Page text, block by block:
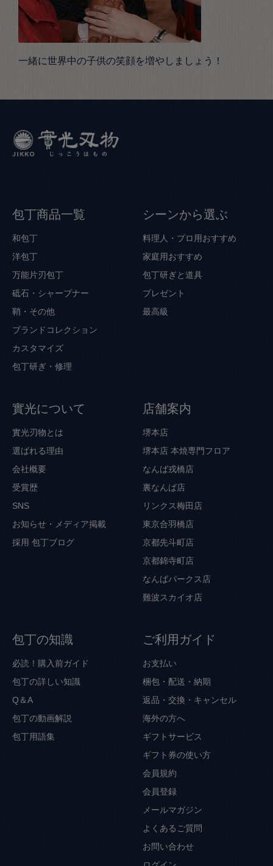
一緒に世界中の子供の笑顔を増やしましょう！
包丁商品一覧
和包丁
洋包丁
万能片刃包丁
砥石・シャープナー
鞘・その他
ブランドコレクション
カスタマイズ
包丁研ぎ・修理
シーンから選ぶ
料理人・プロ用おすすめ
家庭用おすすめ
包丁研ぎと道具
プレゼント
最高級
實光について
實光刃物とは
選ばれる理由
会社概要
受賞歴
SNS
お知らせ・メディア掲載
採用 包丁ブログ
店舗案内
堺本店
堺本店 本焼専門フロア
なんば戎橋店
裏なんば店
リンクス梅田店
東京合羽橋店
京都先斗町店
京都錦寺町店
なんばパークス店
難波スカイオ店
包丁の知識
必読！購入前ガイド
包丁の詳しい知識
Q＆A
包丁の動画解説
包丁用語集
ご利用ガイド
お支払い
梱包・配送・納期
返品・交換・キャンセル
海外の方へ
ギフトサービス
ギフト券の使い方
会員規約
会員登録
メールマガジン
よくあるご質問
お問い合わせ